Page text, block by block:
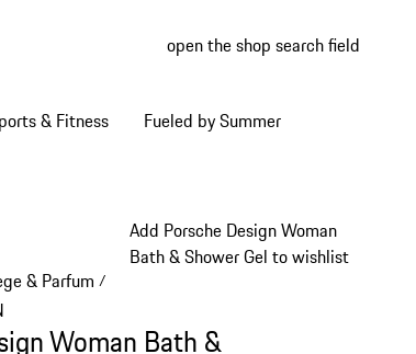
open the shop search field
& Fitness Fueled by Summer
Add Porsche Design Woman
Bath & Shower Gel to wishlist
& Parfum /
Woman Bath &